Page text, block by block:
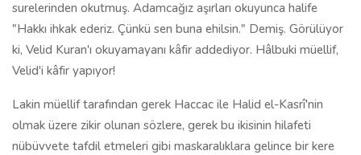
surelerinden okutmuş. Adamcağız aşırları okuyunca halife
"Hakkı ihkak ederiz. Çünkü sen buna ehilsin." Demiş. Görülüyor
ki, Velid Kuran'ı okuyamayanı kâfir addediyor. Hâlbuki müellif,
Velid'i kâfir yapıyor!
Lakin müellif tarafından gerek Haccac ile Halid el-Kasrî'nin
olmak üzere zikir olunan sözlere, gerek bu ikisinin hilafeti
nübüvvete tafdil etmeleri gibi maskaralıklara gelince bir kere